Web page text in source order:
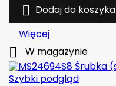
 Dodaj do koszyka
Więcej
 W magazynie
Szybki podgląd